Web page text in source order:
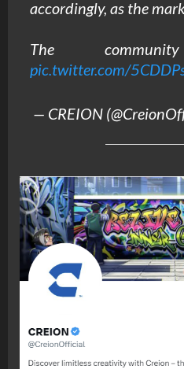
accordingly, as the
The
pic.twitter.com/
— CREION